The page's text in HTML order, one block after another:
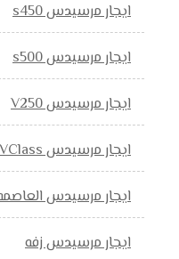
ايجار مرسيدس s450
ايجار مرسيدس s500
ايجار مرسيدس V250
ايجار مرسيدس VClass
ايجار مرسيدس
ايجار مرسيدس زفه